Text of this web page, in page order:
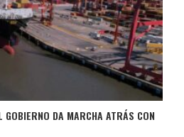
DA MARCHA ATRÁS CON